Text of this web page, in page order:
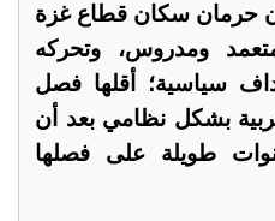
حرمان سكان قطاع غزة
ومدروس، وتحركه
سياسية؛ أقلها فصل
بشكل نظامي بعد أن
طويلة على فصلها